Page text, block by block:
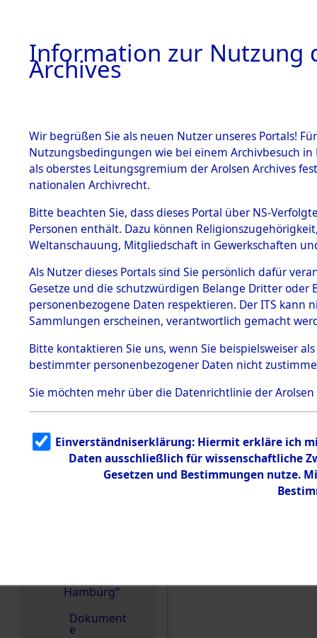
BESTÄNDE
1.
Inhaftierungsdoku
mente
1.2.9 Beim ITS
Effekten
1.2.9.1
Effekten aus
dem KZ
Dachau
1.2.9.2
Effekten aus
dem KZ
Bayerisches
1.2.9.3
Effekten aus
dem KZ
Neuengamm
Hamburg“
Dokument
e
0005
Information zur Nutzung
Archives
Wir begrüßen Sie als neuen Nutzer unseres Portals!
Nutzungsbedingungen wie bei einem Archivbesuch
als oberstes Leitungsgremium der Arolsen Archives
nationalen Archivrecht.
Bitte beachten Sie, dass dieses Portal über NS-
Personen enthält. Dazu können
Weltanschauung, Mitgliedschaft in Gewerkschaften
Als Nutzer dieses Portals sind Sie persönlich dafür
Gesetze und die schutzwürdigen Belange Dritter
personenbezogene Daten respektieren. Der ITS
Sammlungen erscheinen, verantwortlich gemacht
Bitte kontaktieren Sie uns, wenn Sie beispielsweiser
bestimmter personenbezogener Daten nicht
Sie möchten mehr über die Datenrichtlinie der Arolsen
Einverständniserklärung: Hiermit erkläre ich
Daten ausschließlich für wissenschaftliche
Gesetzen und Bestimmungen nutze.